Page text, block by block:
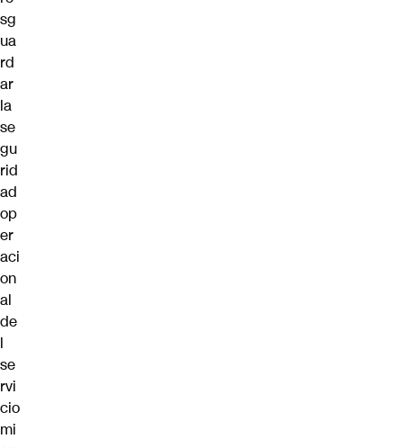
sg
ua
rd
ar
la
se
gu
rid
ad
op
er
aci
on
al
de
l
se
rvi
cio
mi